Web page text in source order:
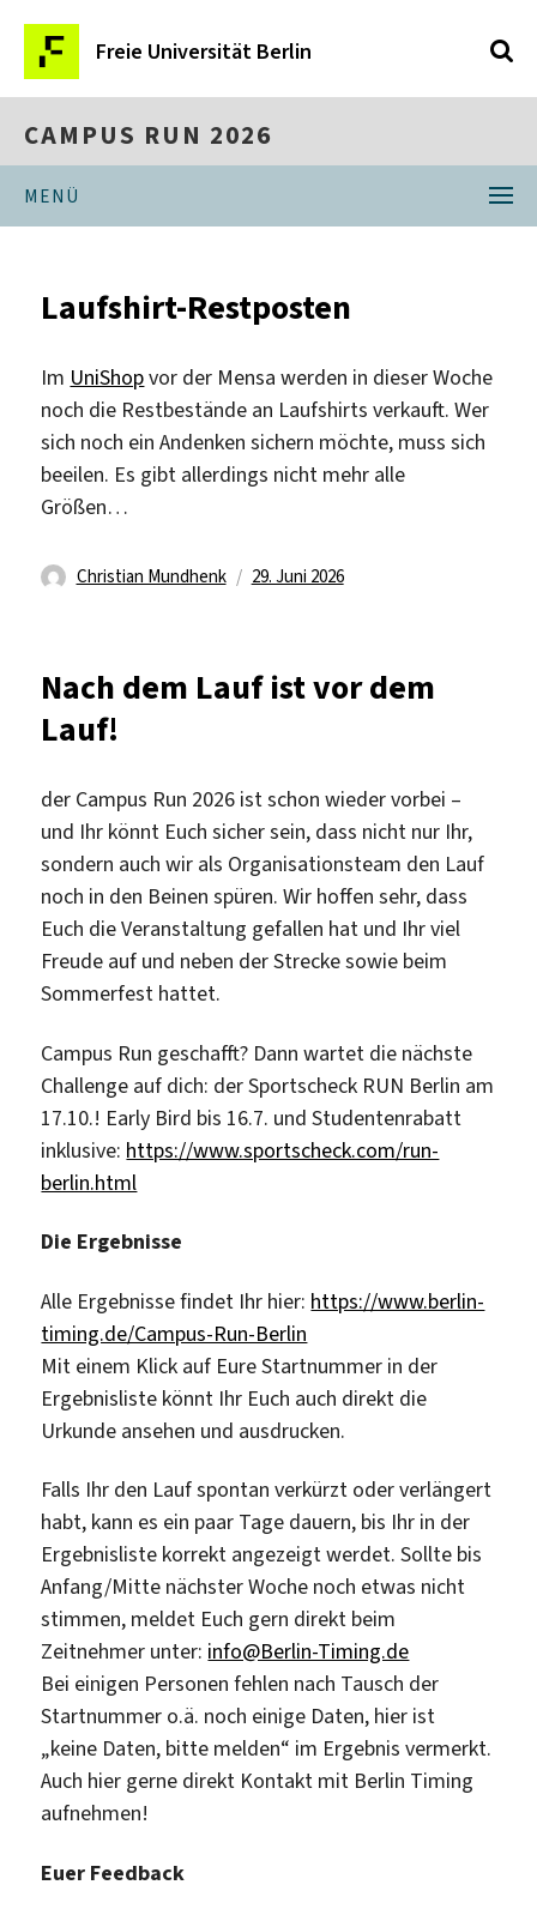
Freie Universität Berlin
CAMPUS RUN 2026
MENÜ
Laufshirt-Restposten
Im UniShopvor der Mensa werden in dieser Woche
noch die Restbestände an Laufshirts verkauft. Wer
sich noch ein Andenken sichern möchte, muss sich
beeilen. Es gibt allerdings nicht mehr alle
Größen…
Autor
Christian Mundhenk
Veröffentlicht
29. Juni 2026
Nach dem Lauf ist vor dem
Lauf!
der Campus Run 2026 ist schon wieder vorbei –
und Ihr könnt Euch sicher sein, dass nicht nur Ihr,
sondern auch wir als Organisationsteam den Lauf
noch in den Beinen spüren. Wir hoffen sehr, dass
Euch die Veranstaltung gefallen hat und Ihr viel
Freude auf und neben der Strecke sowie beim
Sommerfest hattet.
Campus Run geschafft? Dann wartet die nächste
Challenge auf dich: der Sportscheck RUN Berlin am
17.10.! Early Bird bis 16.7. und Studentenrabatt
inklusive: https://www.sportscheck.com/run-
berlin.html
Die Ergebnisse
Alle Ergebnisse findet Ihr hier: https://www.berlin-
timing.de/Campus-Run-Berlin
Mit einem Klick auf Eure Startnummer in der
Ergebnisliste könnt Ihr Euch auch direkt die
Urkunde ansehen und ausdrucken.
Falls Ihr den Lauf spontan verkürzt oder verlängert
habt, kann es ein paar Tage dauern, bis Ihr in der
Ergebnisliste korrekt angezeigt werdet. Sollte bis
Anfang/Mitte nächster Woche noch etwas nicht
stimmen, meldet Euch gern direkt beim
Zeitnehmer unter: info@Berlin-Timing.de
Bei einigen Personen fehlen nach Tausch der
Startnummer o.ä. noch einige Daten, hier ist
„keine Daten, bitte melden“ im Ergebnis vermerkt.
Auch hier gerne direkt Kontakt mit Berlin Timing
aufnehmen!
Euer Feedback